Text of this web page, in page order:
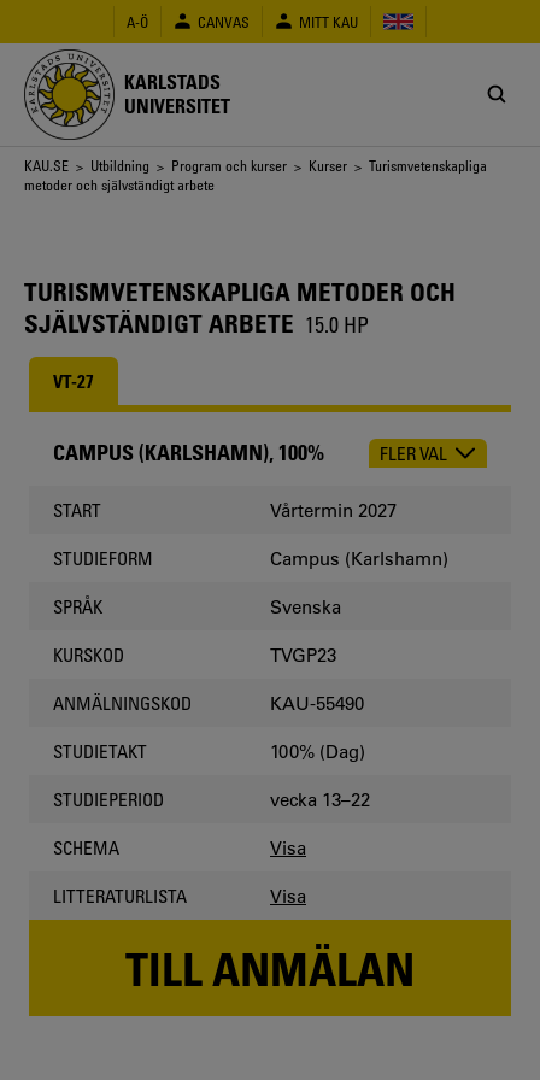
huvudinnehåll
A-Ö CANVAS MITT KAU
KARLSTADS
UNIVERSITET
Länkstig
KAU.SE > Utbildning > Program och kurser > Kurser > Turismvetenskapliga
metoder och självständigt arbete
TURISMVETENSKAPLIGA METODER OCH
SJÄLVSTÄNDIGT ARBETE 15.0 HP
VT-27
CHOOSE
CAMPUS (KARLSHAMN), 100% FLER VAL
START Vårtermin 2027
STUDIEFORM Campus (Karlshamn)
SPRÅK Svenska
KURSKOD TVGP23
ANMÄLNINGSKOD KAU-55490
STUDIETAKT 100% (Dag)
STUDIEPERIOD vecka 13–22
SCHEMA Visa
LITTERATURLISTA Visa
TILL ANMÄLAN